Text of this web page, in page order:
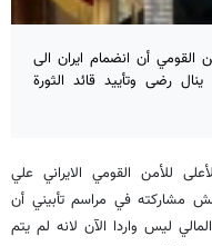
أن انضمام ايران الى
رضى وتأييد قائد الثورة
للأمن القومي الايراني علي
في مراسم تأبيني أن
ليس واردا الآن لانه لم يتم